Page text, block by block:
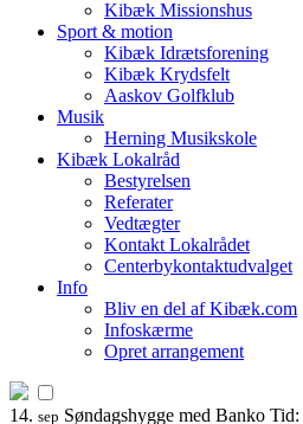
Kibæk Missionshus
Sport & motion
Kibæk Idrætsforening
Kibæk Krydsfelt
Aaskov Golfklub
Musik
Herning Musikskole
Kibæk Lokalråd
Bestyrelsen
Referater
Vedtægter
Kontakt Lokalrådet
Centerbykontaktudvalget
Info
Bliv en del af Kibæk.com
Infoskærme
Opret arrangement
14. sep Søndagshygge med Banko Tid: